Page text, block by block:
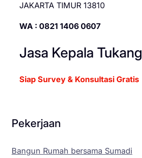
JAKARTA TIMUR 13810
WA : 0821 1406 0607
Jasa Kepala Tukang
Siap Survey & Konsultasi Gratis
Pekerjaan
Bangun Rumah bersama Sumadi